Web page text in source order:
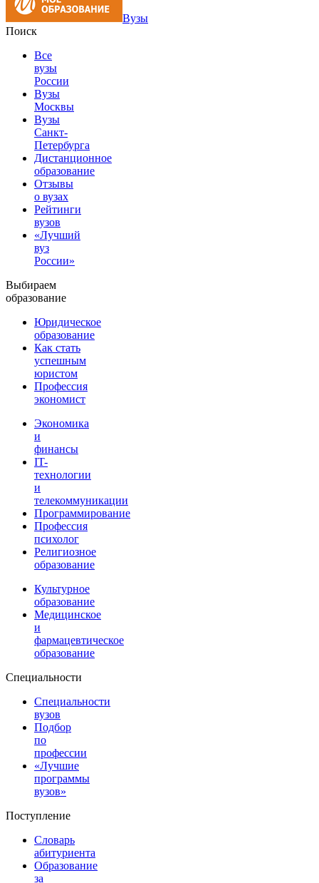
Вузы
Поиск
Все
вузы
России
Вузы
Москвы
Вузы
Санкт-
Петербурга
Дистанционное
образование
Отзывы
о вузах
Рейтинги
вузов
«Лучший
вуз
России»
Выбираем
образование
Юридическое
образование
Как стать
успешным
юристом
Профессия
экономист
Экономика
и
финансы
IT-
технологии
и
телекоммуникации
Программирование
Профессия
психолог
Религиозное
образование
Культурное
образование
Медицинское
и
фармацевтическое
образование
Специальности
Специальности
вузов
Подбор
по
профессии
«Лучшие
программы
вузов»
Поступление
Словарь
абитуриента
Образование
за